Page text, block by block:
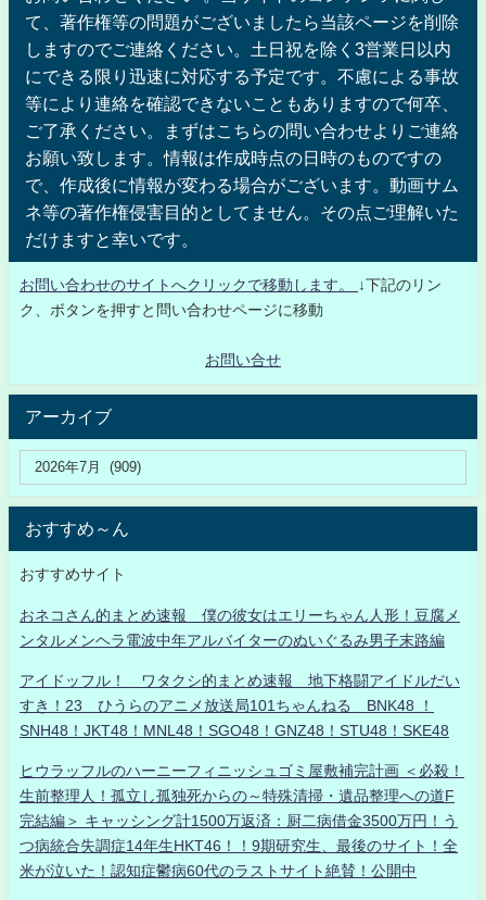
て、著作権等の問題がございましたら当該ページを削除
しますのでご連絡ください。土日祝を除く3営業日以内
にできる限り迅速に対応する予定です。不慮による事故
等により連絡を確認できないこともありますので何卒、
ご了承ください。まずはこちらの問い合わせよりご連絡
お願い致します。情報は作成時点の日時のものですの
で、作成後に情報が変わる場合がございます。動画サム
ネ等の著作権侵害目的としてません。その点ご理解いた
だけますと幸いです。
お問い合わせのサイトへクリックで移動します。
↓下記のリン
ク、ボタンを押すと問い合わせページに移動
お問い合せ
アーカイブ
おすすめ～ん
おすすめサイト
おネコさん的まとめ速報 僕の彼女はエリーちゃん人形！豆腐メ
ンタルメンヘラ電波中年アルバイターのぬいぐるみ男子末路編
アイドッフル！ ワタクシ的まとめ速報 地下格闘アイドルだい
すき！23 ひうらのアニメ放送局101ちゃんねる BNK48 ！
SNH48！JKT48！MNL48！SGO48！GNZ48！STU48！SKE48
ヒウラッフルのハーニーフィニッシュゴミ屋敷補完計画 ＜必殺！
生前整理人！孤立し孤独死からの～特殊清掃・遺品整理への道F
完結編＞ キャッシング計1500万返済：厨二病借金3500万円！う
つ病統合失調症14年生HKT46！！9期研究生、最後のサイト！全
米が泣いた！認知症鬱病60代のラストサイト絶賛！公開中